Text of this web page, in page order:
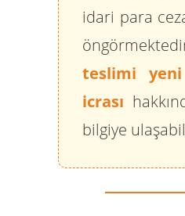
idari para
teslimi
icrası
bilgiye